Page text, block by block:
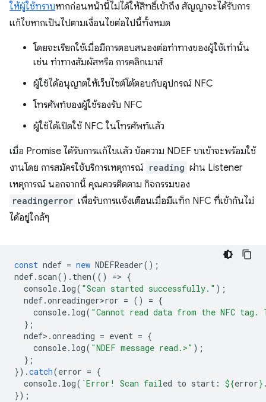
ให้ผู้ใช้ทราบหากก่อนหน้านี้ไม่ได้ให้สิทธิ์เข้าถึง สัญญาจะได้รับการ
แก้ไขหากเป็นไปตามเงื่อนไขต่อไปนี้ทั้งหมด
โดยจะเรียกใช้เมื่อมีการตอบสนองต่อท่าทางของผู้ใช้เท่านั้น
เช่น ท่าทางสัมผัสหรือ การคลิกเมาส์
ผู้ใช้ได้อนุญาตให้เว็บไซต์โต้ตอบกับอุปกรณ์ NFC
โทรศัพท์ของผู้ใช้รองรับ NFC
ผู้ใช้ได้เปิดใช้ NFC ในโทรศัพท์แล้ว
เมื่อ Promise ได้รับการแก้ไขแล้ว ข้อความ NDEF ขาเข้าจะพร้อมใช้
งานโดย การสมัครใช้บริการเหตุการณ์ reading ผ่าน Listener
เหตุการณ์ นอกจากนี้ คุณควรติดตาม กิจกรรมของ
readingerror เพื่อรับการแจ้งเตือนเมื่อมีแท็ก NFC ที่เข้ากันไม่
ได้อยู่ใกล้ๆ
const ndef = new NDEFReader();
ndef. scan(). then(() => {
console. log( "Scan started successfully." );
ndef.onreadinger>ror = () = {
console. log( "Cannot read data from the NFC tag.
};
ndef> .onreading = event = {
console. log( "NDEF message read.>" );
};
}).catch(error = {
console. log( `Error! Scan failed to start: ${error}
});